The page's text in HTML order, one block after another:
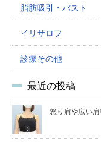
脂肪吸引・バスト
イリザロフ
診療その他
最近の投稿
怒り肩や広い